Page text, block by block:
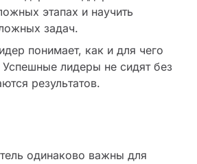
этапах и научить
задач.
понимает, как и для чего
Успешные лидеры не сидят без
результатов.
одинаково важны для